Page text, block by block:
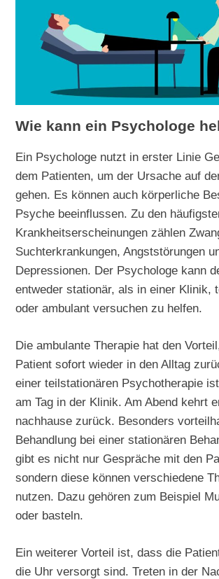
Wie kann ein Psychologe
Ein Psychologe nutzt in erster Linie
dem Patienten, um der Ursache auf
gehen. Es können auch körperliche
Psyche beeinflussen. Zu den
Krankheitserscheinungen zählen
Suchterkrankungen, Angststörungen
Depressionen. Der Psychologe kann
entweder stationär, als in einer Klinik,
oder ambulant versuchen zu helfen.
Die ambulante Therapie hat den
Patient sofort wieder in den Alltag
einer teilstationären Psychotherapie
am Tag in der Klinik. Am Abend kehrt
nachhause zurück. Besonders
Behandlung bei einer stationären
gibt es nicht nur Gespräche mit den
sondern diese können verschiedene
nutzen. Dazu gehören zum Beispiel
oder basteln.
Ein weiterer Vorteil ist, dass die
die Uhr versorgt sind. Treten in der